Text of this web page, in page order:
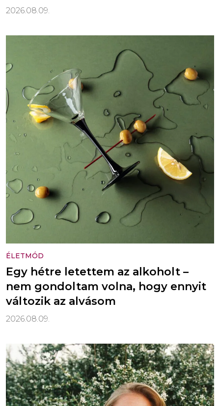
2026.08.09.
ÉLETMÓD
Egy hétre letettem az alkoholt –
nem gondoltam volna, hogy ennyit
változik az alvásom
2026.08.09.